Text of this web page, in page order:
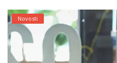
Novosti